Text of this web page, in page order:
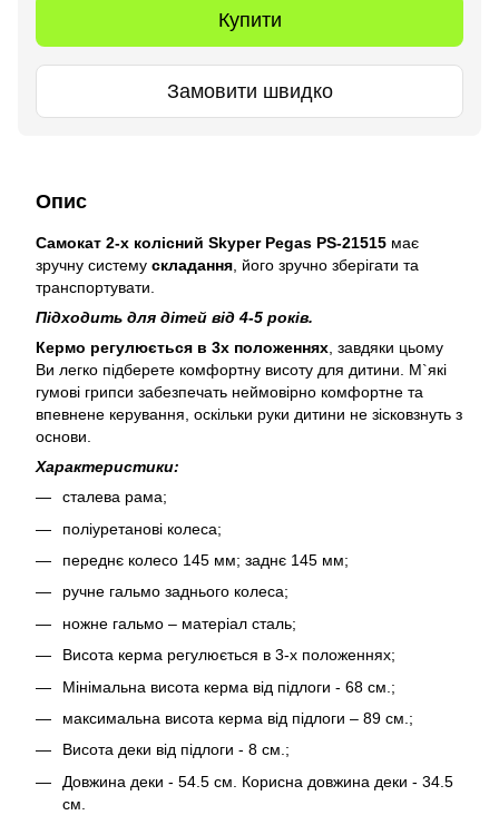
Купити
Замовити швидко
Опис
Самокат 2-х колісний Skyper Pegas PS-21515 має
зручну систему складання , його зручно зберігати та
транспортувати.
Підходить для дітей від 4-5 років.
Кермо регулюється в 3х положеннях , завдяки цьому
Ви легко підберете комфортну висоту для дитини. М`які
гумові грипси забезпечать неймовірно комфортне та
впевнене керування, оскільки руки дитини не зісковзнуть з
основи.
Характеристики:
сталева рама;
поліуретанові колеса;
переднє колесо 145 мм; заднє 145 мм;
ручне гальмо заднього колеса;
ножне гальмо – матеріал сталь;
Висота керма регулюється в 3-х положеннях;
Мінімальна висота керма від підлоги - 68 см.;
максимальна висота керма від підлоги – 89 см.;
Висота деки від підлоги - 8 см.;
Довжина деки - 54.5 см. Корисна довжина деки - 34.5
см.